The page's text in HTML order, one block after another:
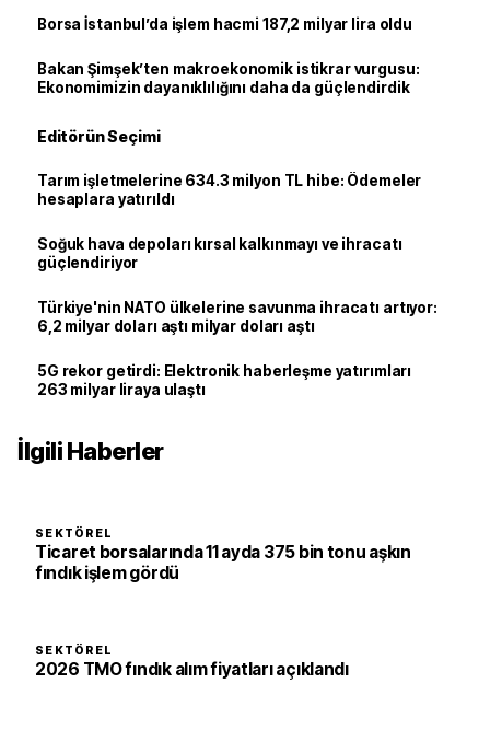
Borsa İstanbul’da işlem hacmi 187,2 milyar lira oldu
Bakan Şimşek’ten makroekonomik istikrar vurgusu:
Ekonomimizin dayanıklılığını daha da güçlendirdik
Editörün Seçimi
Tarım işletmelerine 634.3 milyon TL hibe: Ödemeler
hesaplara yatırıldı
Soğuk hava depoları kırsal kalkınmayı ve ihracatı
güçlendiriyor
Türkiye'nin NATO ülkelerine savunma ihracatı artıyor:
6,2 milyar doları aştı milyar doları aştı
5G rekor getirdi: Elektronik haberleşme yatırımları
263 milyar liraya ulaştı
İlgili Haberler
SEKTÖREL
Ticaret borsalarında 11 ayda 375 bin tonu aşkın
fındık işlem gördü
SEKTÖREL
2026 TMO fındık alım fiyatları açıklandı